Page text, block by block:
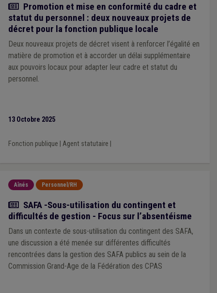
Actualité
Promotion et mise en conformité du cadre et
statut du personnel : deux nouveaux projets de
décret pour la fonction publique locale
Deux nouveaux projets de décret visent à renforcer l’égalité en
matière de promotion et à accorder un délai supplémentaire
aux pouvoirs locaux pour adapter leur cadre et statut du
personnel.
13 Octobre 2025
Fonction publique Agent statutaire
Aînés Personnel/RH
Actualité
SAFA -Sous-utilisation du contingent et
difficultés de gestion - Focus sur l’absentéisme
Dans un contexte de sous-utilisation du contingent des SAFA,
une discussion a été menée sur différentes difficultés
rencontrées dans la gestion des SAFA publics au sein de la
Commission Grand-Age de la Fédération des CPAS